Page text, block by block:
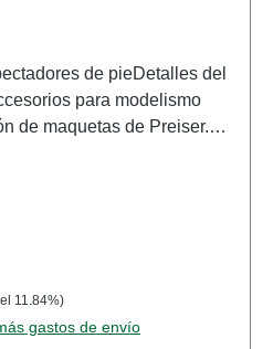
de pieDetalles del
para modelismo
de maquetas de Preiser.
10026numero de piezas:
4041032100265tipo
11.84%)
gastos de envío